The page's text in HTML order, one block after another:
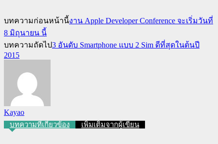
บทความก่อนหน้านี้งาน Apple Developer Conference จะเริ่มวันที่
8 มิถุนายน นี้
บทความถัดไป3 อันดับ Smartphone แบบ 2 Sim ดีที่สุดในต้นปี
2015
Kayao
บทความที่เกี่ยวข้อง เพิ่มเติมจากผู้เขียน